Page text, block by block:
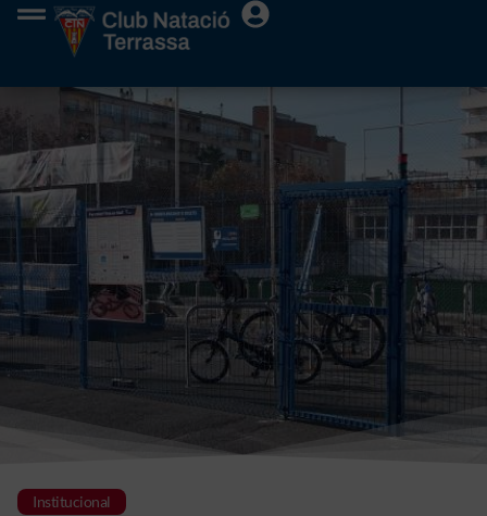
Institucional